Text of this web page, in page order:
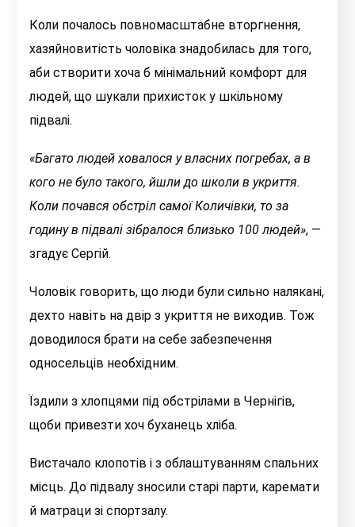
Коли почалось повномасштабне вторгнення,
хазяйновитість чоловіка знадобилась для того,
аби створити хоча б мінімальний комфорт для
людей, що шукали прихисток у шкільному
підвалі.
«Багато людей ховалося у власних погребах, а в
кого не було такого, йшли до школи в укриття.
Коли почався обстріл самої Количівки, то за
годину в підвалі зібралося близько 100 людей», —
згадує Сергій.
Чоловік говорить, що люди були сильно налякані,
дехто навіть на двір з укриття не виходив. Тож
доводилося брати на себе забезпечення
односельців необхідним.
Їздили з хлопцями під обстрілами в Чернігів,
щоби привезти хоч буханець хліба.
Вистачало клопотів і з облаштуванням спальних
місць. До підвалу зносили старі парти, каремати
й матраци зі спортзалу.